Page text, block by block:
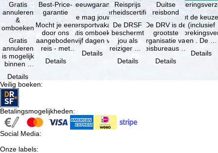
Gratis
annuleren
&
omboeken
Gratis
annuleren
is mogelijk
binnen 5
de
boeking,
als jouw
vakantie …
Details
Best-Price-
garantie
Mocht je een
door ons
aangeboden
reis - met
beschikbaarheid
Details
Sneeuwgarantie
Je mag jouw
wintersportvakantie
gratis omboeken
als vijf dagen voor
Details
Reisprijs
zekerheidscertificaat
De DRSF
beschermt
jou als
reiziger met
pakketreis
Details
Duitse
reisbond
De DRV is de
grootste
organisatie van
reisbureaus en
in Duitsland. …
Details
Je hebt de
(inclusief
en . De …
Details
Veilig boeken:
Betalingsmogelijkheden:
Social Media:
Onze labels: